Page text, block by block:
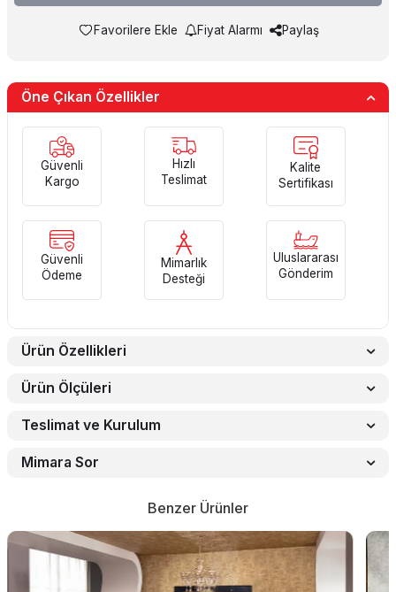
Favorilere Ekle Fiyat Alarmı Paylaş
Öne Çıkan Özellikler
Güvenli
Kargo
Hızlı
Teslimat
Kalite
Sertifikası
Güvenli
Ödeme
Mimarlık
Desteği
Uluslararası
Gönderim
Ürün Özellikleri
Ürün Ölçüleri
Teslimat ve Kurulum
Mimara Sor
Benzer Ürünler